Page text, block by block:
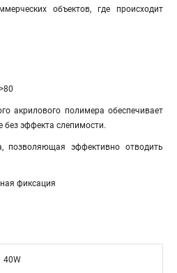
объектов, где происходит
акрилового полимера обеспечивает
без эффекта слепимости.
позволяющая эффективно отводить
фиксация
40W